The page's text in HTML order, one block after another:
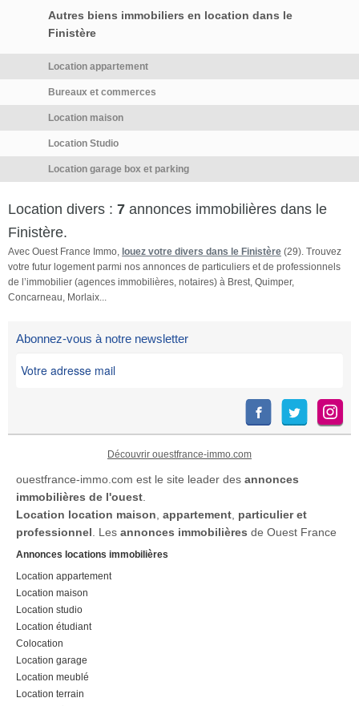
placard. Colocataire déjà en
Autres biens immobiliers en location dans le
Finistère
Location appartement
Bureaux et commerces
Location maison
Location Studio
Location garage box et parking
Location divers : 7 annonces immobilières dans le
Finistère.
Avec Ouest France Immo, louez votre divers dans le Finistère (29). Trouvez
votre futur logement parmi nos annonces de particuliers et de professionnels
de l’immobilier (agences immobilières, notaires) à Brest, Quimper,
Concarneau, Morlaix...
Abonnez-vous à notre newsletter
Découvrir ouestfrance-immo.com
ouestfrance-immo.com est le site leader des annonces
immobilières de l'ouest.
Location location maison, appartement, particulier et
professionnel. Les annonces immobilières de Ouest France
Annonces locations immobilières
Location appartement
Location maison
Location studio
Location étudiant
Colocation
Location garage
Location meublé
Location terrain